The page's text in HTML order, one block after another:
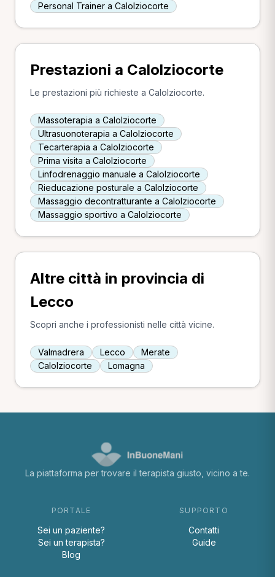
Personal Trainer a Calolziocorte
Prestazioni a Calolziocorte
Le prestazioni più richieste a Calolziocorte.
Massoterapia a Calolziocorte
Ultrasuonoterapia a Calolziocorte
Tecarterapia a Calolziocorte
Prima visita a Calolziocorte
Linfodrenaggio manuale a Calolziocorte
Rieducazione posturale a Calolziocorte
Massaggio decontratturante a Calolziocorte
Massaggio sportivo a Calolziocorte
Altre città in provincia di
Lecco
Scopri anche i professionisti nelle città vicine.
Valmadrera Lecco
Merate
Calolziocorte
Lomagna
La piattaforma per trovare il terapista giusto, vicino a te.
PORTALE
Sei un paziente?
Sei un terapista?
Blog
SUPPORTO
Contatti
Guide